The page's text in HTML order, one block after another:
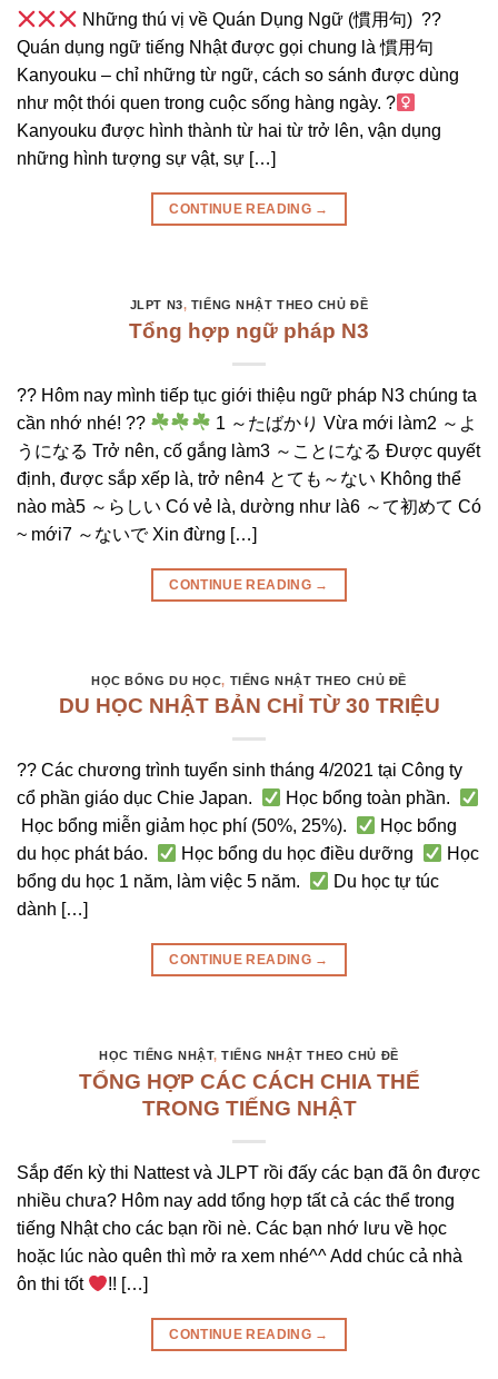
Những thú vị về Quán Dụng Ngữ (慣用句) ??
Quán dụng ngữ tiếng Nhật được gọi chung là 慣用句
Kanyouku – chỉ những từ ngữ, cách so sánh được dùng
như một thói quen trong cuộc sống hàng ngày. ?‍
Kanyouku được hình thành từ hai từ trở lên, vận dụng
những hình tượng sự vật, sự […]
CONTINUE READING →
JLPT N3, TIẾNG NHẬT THEO CHỦ ĐỀ
Tổng hợp ngữ pháp N3
?? Hôm nay mình tiếp tục giới thiệu ngữ pháp N3 chúng ta
cần nhớ nhé! ??
1 ～たばかり Vừa mới làm2 ～よ
うになる Trở nên, cố gắng làm3 ～ことになる Được quyết
định, được sắp xếp là, trở nên4 とても～ない Không thể
nào mà5 ～らしい Có vẻ là, dường như là6 ～て初めて Có
~ mới7 ～ないで Xin đừng […]
CONTINUE READING →
HỌC BỔNG DU HỌC, TIẾNG NHẬT THEO CHỦ ĐỀ
DU HỌC NHẬT BẢN CHỈ TỪ 30 TRIỆU
?? Các chương trình tuyển sinh tháng 4/2021 tại Công ty
cổ phần giáo dục Chie Japan.
Học bổng toàn phần.
Học bổng miễn giảm học phí (50%, 25%).
Học bổng
du học phát báo.
Học bổng du học điều dưỡng
Học
bổng du học 1 năm, làm việc 5 năm.
Du học tự túc
dành […]
CONTINUE READING →
HỌC TIẾNG NHẬT,TIẾNG NHẬT THEO CHỦ ĐỀ
TỔNG HỢP CÁC CÁCH CHIA THỂ
TRONG TIẾNG NHẬT
Sắp đến kỳ thi Nattest và JLPT rồi đấy các bạn đã ôn được
nhiều chưa? Hôm nay add tổng hợp tất cả các thể trong
tiếng Nhật cho các bạn rồi nè. Các bạn nhớ lưu về học
hoặc lúc nào quên thì mở ra xem nhé^^ Add chúc cả nhà
ôn thi tốt
!! […]
CONTINUE READING →